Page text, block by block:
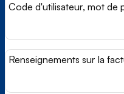
Code d'utilisateur, mot de
Renseignements sur la